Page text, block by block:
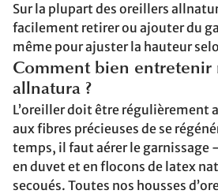
Sur la plupart des oreillers
facilement retirer ou ajouter du
même pour ajuster la hauteur
Comment bien
allnatura ?
L’oreiller doit être régulièrement
aux fibres précieuses de se
temps, il faut aérer le garnissage
en duvet et en flocons de latex
secoués. Toutes nos housses